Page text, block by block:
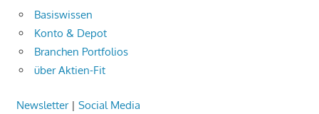
Basiswissen
Konto & Depot
Branchen Portfolios
über Aktien-Fit
Newsletter| Social Media